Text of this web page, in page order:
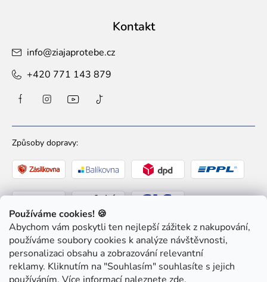
Používáme cookies! 🍪
Abychom vám poskytli ten nejlepší zážitek z nakupování,
používáme soubory cookies k analýze návštěvnosti,
personalizaci obsahu a zobrazování relevantní
reklamy. Kliknutím na "Souhlasím" souhlasíte s jejich
Kontakt
info@ziajaprotebe.cz
+420 771 143 879
Způsoby dopravy:
Způsoby platby: